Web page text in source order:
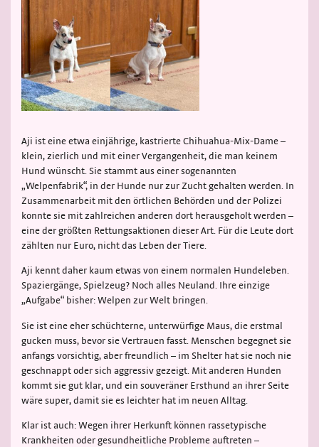
Aji ist eine etwa einjährige, kastrierte Chihuahua-Mix-Dame –
klein, zierlich und mit einer Vergangenheit, die man keinem
Hund wünscht. Sie stammt aus einer sogenannten
„Welpenfabrik“, in der Hunde nur zur Zucht gehalten werden. In
Zusammenarbeit mit den örtlichen Behörden und der Polizei
konnte sie mit zahlreichen anderen dort herausgeholt werden –
eine der größten Rettungsaktionen dieser Art. Für die Leute dort
zählten nur Euro, nicht das Leben der Tiere.
Aji kennt daher kaum etwas von einem normalen Hundeleben.
Spaziergänge, Spielzeug? Noch alles Neuland. Ihre einzige
„Aufgabe“ bisher: Welpen zur Welt bringen.
Sie ist eine eher schüchterne, unterwürfige Maus, die erstmal
gucken muss, bevor sie Vertrauen fasst. Menschen begegnet sie
anfangs vorsichtig, aber freundlich – im Shelter hat sie noch nie
geschnappt oder sich aggressiv gezeigt. Mit anderen Hunden
kommt sie gut klar, und ein souveräner Ersthund an ihrer Seite
wäre super, damit sie es leichter hat im neuen Alltag.
Klar ist auch: Wegen ihrer Herkunft können rassetypische
Krankheiten oder gesundheitliche Probleme auftreten –